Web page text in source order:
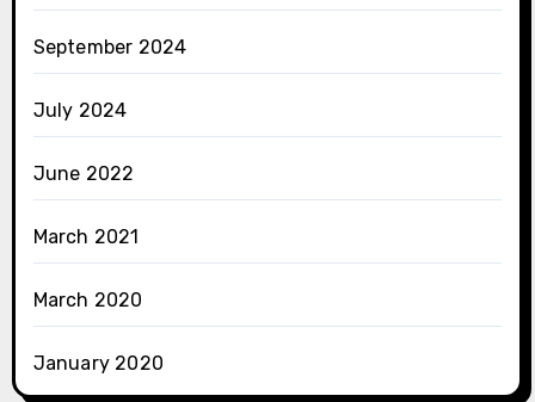
September 2024
July 2024
June 2022
March 2021
March 2020
January 2020